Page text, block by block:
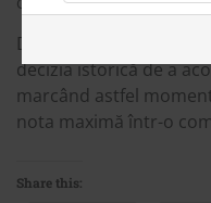
După discuții intense
decizia istorică de a
marcând astfel
nota maximă într-o
Share this: